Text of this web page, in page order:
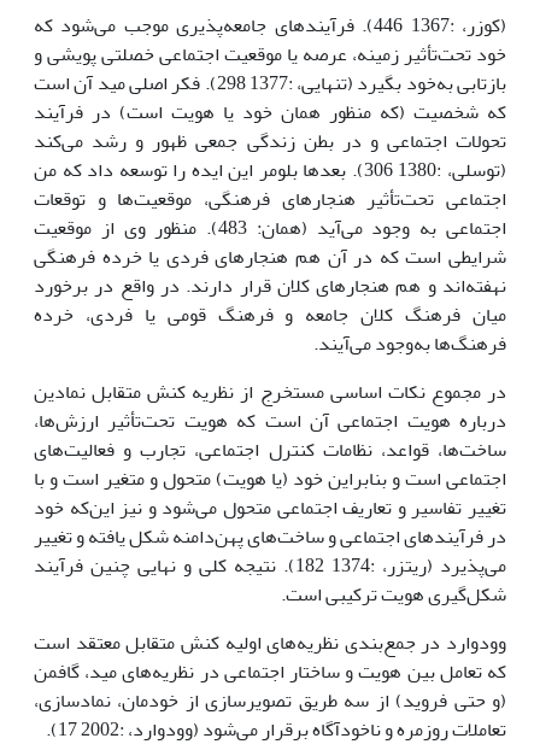
(کوزر، :1367 446). فرآیندهای جامعه‌پذیری موجب می‌شود که
خود تحت‌تأثیر زمینه، عرصه یا موقعیت اجتماعی خصلتی پویشی و
بازتابی به‌خود بگیرد (تنهایی، :1377 298). فکر اصلی مید آن است
که شخصیت (که منظور همان خود یا هویت است) در فرآیند
تحولات اجتماعی و در بطن زندگی جمعی ظهور و رشد می‌کند
(توسلی، :1380 306). بعدها بلومر این ایده را توسعه داد که من
اجتماعی تحت‌تأثیر هنجارهای فرهنگی، موقعیت‌ها و توقعات
اجتماعی به وجود می‌آید (همان: 483). منظور وی از موقعیت
شرایطی است که در آن هم هنجارهای فردی یا خرده فرهنگی
نهفته‌اند و هم هنجارهای کلان قرار دارند. در واقع در برخورد
میان فرهنگ کلان جامعه و فرهنگ قومی یا فردی، خرده
فرهنگ‌ها به‌وجود می‌آیند.
در مجموع نکات اساسی مستخرج از نظریه کنش متقابل نمادین
درباره هویت اجتماعی آن است که هویت تحت‌تأثیر ارزش‌ها،
ساخت‌ها، قواعد، نظامات کنترل اجتماعی، تجارب و فعالیت‌های
اجتماعی است و بنابراین خود (یا هویت) متحول و متغیر است و با
تغییر تفاسیر و تعاریف اجتماعی متحول می‌شود و نیز این‌که خود
در فرآیندهای اجتماعی و ساخت‌های پهن‌دامنه شکل یافته و تغییر
می‌پذیرد (ریتزر، :1374 182). نتیجه کلی و نهایی چنین فرآیند
شکل‌گیری هویت ترکیبی است.
وودوارد در جمع‌بندی نظریه‌های اولیه کنش متقابل معتقد است
که تعامل بین هویت و ساختار اجتماعی در نظریه‌های مید، گافمن
(و حتی فروید) از سه طریق تصویرسازی از خودمان، نمادسازی،
تعاملات روزمره و ناخودآگاه برقرار می‌شود (وودوارد، :2002 17).